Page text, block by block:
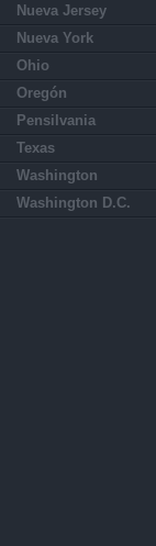
Nueva Jersey
Nueva York
Ohio
Oregón
Pensilvania
Texas
Washington
Washington D.C.